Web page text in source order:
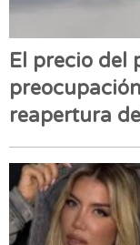
El precio del
reapertura